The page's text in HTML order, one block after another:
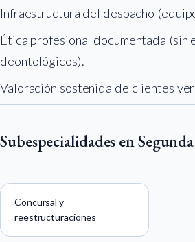
Infraestructura del despacho
Ética profesional documentada (sin
deontológicos).
Valoración sostenida de clientes
Subespecialidades en
Concursal y
reestructuraciones